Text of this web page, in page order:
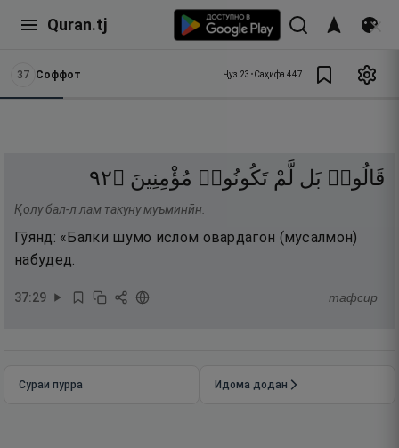
Quran.tj
37 Соффот Ҷуз 23 •Саҳифа 447
قَالُوا۟ بَل لَّمْ تَكُونُوا۟ مُؤْمِنِينَ ۝٢٩
Қолу бал-л лам такуну муъминӣн.
Гӯянд: «Балки шумо ислом овардагон (мусалмон)
набудед.
37:29 тафсир
Сураи пурра Идома додан